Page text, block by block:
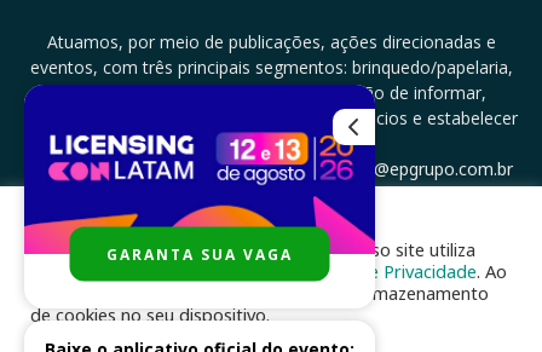
Atuamos, por meio de publicações, ações direcionadas e
eventos, com três principais segmentos: brinquedo/papelaria,
licenciamento e zero a três com a missão de informar,
documentar, proporcionar encontro de negócios e estabelecer
parcerias.
CONTATO: +5511994513097 - atendimento@epgrupo.com.br
SIGA-NOS
Para melhor experiência e navegação, nosso site utiliza
cookies, de acordo com a nossa
Política de Privacidade. Ao
clicar em “aceito”, você concorda com o armazenamento
de cookies no seu dispositivo.
GARANTA SUA VAGA